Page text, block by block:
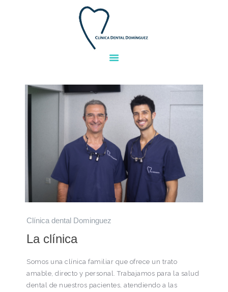
EQUIPO
TRATAMIENTOS
INSTALACIONES
GALERIA
FINANCIACIÓN
PREGUNTAS
CONTACTO
Clínica dental Dominguez
La clínica
Somos una clínica familiar que ofrece un trato
amable, directo y personal. Trabajamos para la salud
dental de nuestros pacientes, atendiendo a las